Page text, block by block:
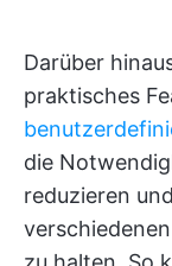
Darüber
praktisches
die
reduzieren